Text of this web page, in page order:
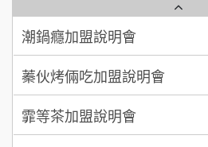
加盟預算
徐 先生/小姐
加盟預算
何 先生/小姐
蓁伙烤倆吃加盟說明會
霏等茶加盟說明會
早安山丘加盟說明會
上宇林加盟說明會
莫尼早餐Morni加盟說明會
手作功夫茶加盟說明會